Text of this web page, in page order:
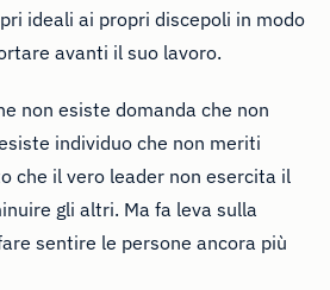
ideali ai propri discepoli in modo
avanti il suo lavoro.
non esiste domanda che non
individuo che non meriti
che il vero leader non esercita il
gli altri. Ma fa leva sulla
sentire le persone ancora più